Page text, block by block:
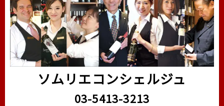
ソムリエコンシェルジュ
03-5413-3213